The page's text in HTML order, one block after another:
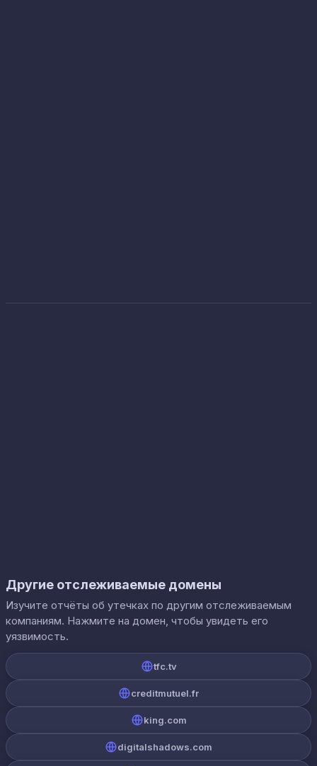
Другие отслеживаемые домены
Изучите отчёты об утечках по другим отслеживаемым
компаниям. Нажмите на домен, чтобы увидеть его
уязвимость.
tfc.tv
creditmutuel.fr
king.com
digitalshadows.com